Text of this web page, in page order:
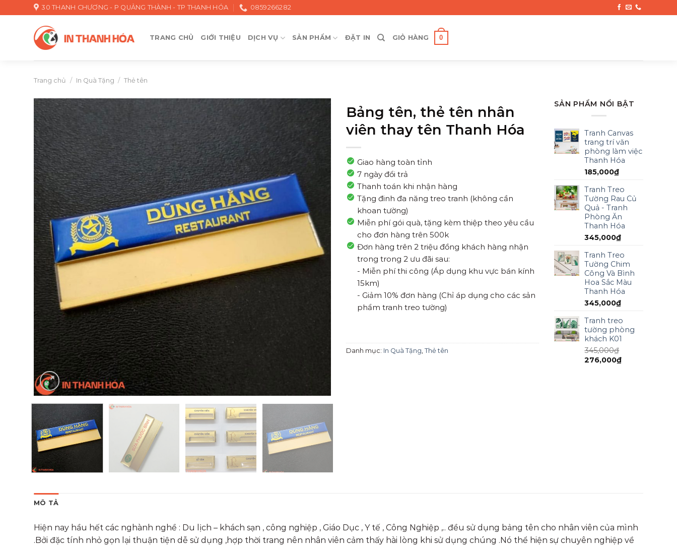
to
30 THANH CHƯƠNG - P QUẢNG THÀNH - TP THANH HÓA 0859266282
TRANG CHỦ GIỚI THIỆU DỊCH VỤ SẢN PHẨM ĐẶT IN GIỎ HÀNG 0
Trang chủ / In Quà Tặng / Thẻ tên
Bảng tên, thẻ tên nhân
viên thay tên Thanh Hóa
Giao hàng toàn tỉnh
7 ngày đổi trả
Thanh toán khi nhận hàng
Tặng đinh đa năng treo tranh (không cần
khoan tường)
Miễn phí gói quà, tặng kèm thiệp theo yêu cầu
cho đơn hàng trên 500k
Đơn hàng trên 2 triệu đồng khách hàng nhận
trong trong 2 ưu đãi sau:
- Miễn phí thi công (Áp dụng khu vực bán kính
15km)
- Giảm 10% đơn hàng (Chỉ áp dụng cho các sản
phẩm tranh treo tường)
Danh mục: In Quà Tặng Thẻ tên
SẢN PHẨM NỔI BẬT
Tranh Canvas
trang trí văn
phòng làm việc
Thanh Hóa
185,000₫
Tranh Treo
Tường Rau Củ
Quả - Tranh
Phòng Ăn
Thanh Hóa
345,000₫
Tranh Treo
Tường Chim
Công Và Bình
Hoa Sắc Màu
Thanh Hóa
345,000₫
Tranh treo
tường phòng
khách K01
345,000₫
276,000₫
MÔ TẢ
Hiện nay hầu hết các nghành nghề : Du lịch – khách sạn , công nghiệp , Giáo Dục , Y tế , Công Nghiệp ,.. đều sử dụng bảng tên cho nhân viên của mình
.Bởi đặc tính nhỏ gọn lại thuận tiện dễ sử dụng ,hợp thời trang nên nhân viên cảm thấy hài lòng khi sử dụng chúng .Nó thể hiện sự chuyên nghiệp về